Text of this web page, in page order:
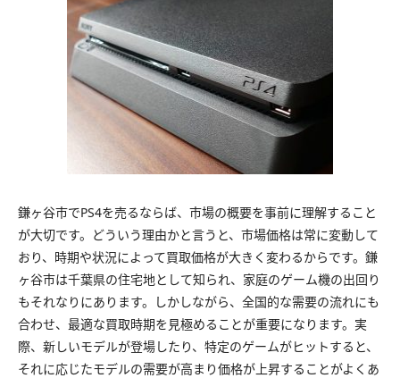
鎌ヶ谷市でPS4を売るならば、市場の概要を事前に理解すること
が大切です。どういう理由かと言うと、市場価格は常に変動して
おり、時期や状況によって買取価格が大きく変わるからです。鎌
ヶ谷市は千葉県の住宅地として知られ、家庭のゲーム機の出回り
もそれなりにあります。しかしながら、全国的な需要の流れにも
合わせ、最適な買取時期を見極めることが重要になります。実
際、新しいモデルが登場したり、特定のゲームがヒットすると、
それに応じたモデルの需要が高まり価格が上昇することがよくあ